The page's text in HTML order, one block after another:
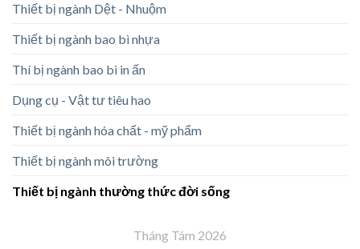
Thiết bị ngành Dệt - Nhuộm
Thiết bị ngành bao bì nhựa
Thí bị ngành bao bì in ấn
Dụng cụ - Vật tư tiêu hao
Thiết bị ngành hóa chất - mỹ phẩm
Thiết bị ngành môi trường
Thiết bị ngành thường thức đời sống
Tháng Tám 2026